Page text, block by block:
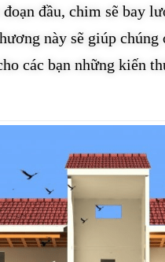
đầu, chim sẽ bay
này sẽ giúp
các bạn những kiến